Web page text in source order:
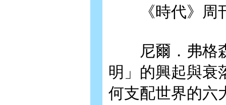
《時代》周刊
尼爾．弗格森
明」的興起與衰
何支配世界的六